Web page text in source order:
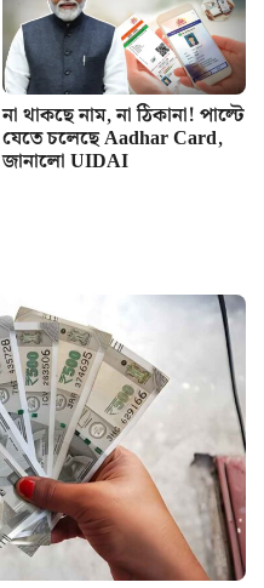
না থাকছে নাম, না ঠিকানা! পাল্টে
যেতে চলেছে Aadhar Card,
জানালো UIDAI